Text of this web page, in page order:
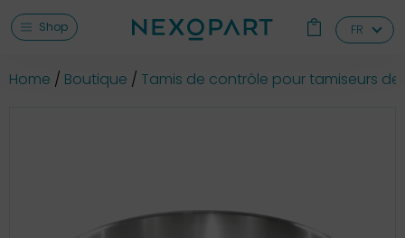
Shop FR
Home Boutique Tamis de contrôle pour tamiseurs